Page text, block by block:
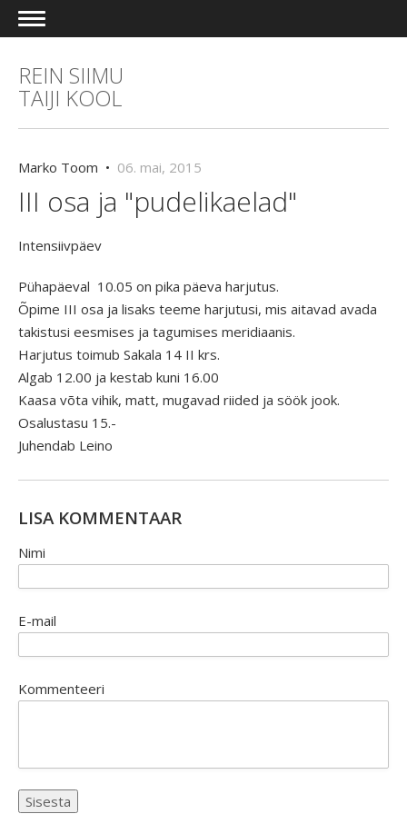
REIN SIIMU
TAIJI KOOL
Marko Toom • 06. mai, 2015
III osa ja "pudelikaelad"
Intensiivpäev
Pühapäeval 10.05 on pika päeva harjutus.
Õpime III osa ja lisaks teeme harjutusi, mis aitavad avada
takistusi eesmises ja tagumises meridiaanis.
Harjutus toimub Sakala 14 II krs.
Algab 12.00 ja kestab kuni 16.00
Kaasa võta vihik, matt, mugavad riided ja söök jook.
Osalustasu 15.-
Juhendab Leino
LISA KOMMENTAAR
Nimi
E-mail
Kommenteeri